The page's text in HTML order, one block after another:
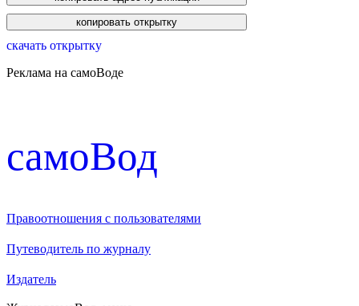
скачать открытку
Реклама на самоВоде
cамоВод
Правоотношения с пользователями
Путеводитель по журналу
Издатель